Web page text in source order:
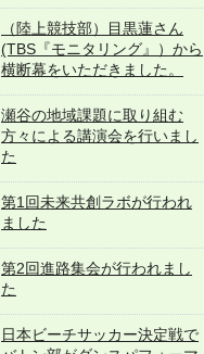
（陸上競技部）目黒蓮さん
(TBS『モニタリング』）から
横断幕をいただきました。
瀬谷の地域課題に取り組む
方々による講演会を行いまし
た
第1回未来共創ラボが行われ
ました
第2回進路集会が行われまし
た
日本ビーチサッカー決定戦で